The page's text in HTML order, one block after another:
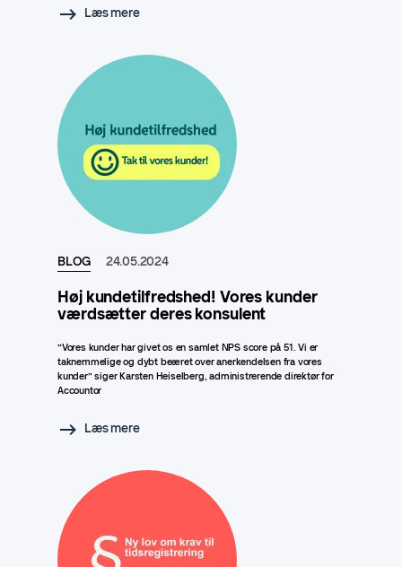
Læs mere
BLOG 24.05.2024
Høj kundetilfredshed! Vores kunder
værdsætter deres konsulent
”Vores kunder har givet os en samlet NPS score på 51. Vi er
taknemmelige og dybt beæret over anerkendelsen fra vores
kunder” siger Karsten Heiselberg, administrerende direktør for
Accountor
Læs mere